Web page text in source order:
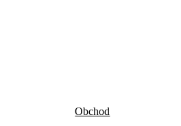
Obchod